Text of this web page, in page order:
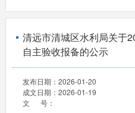
清远市清城区水利局关于
自主验收报备的公示
发布日期： 2026-01-20
成文日期： 2026-01-19
文 号：